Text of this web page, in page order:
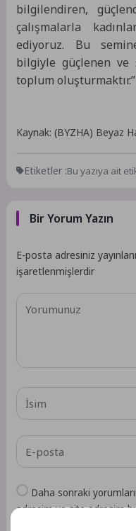
bilgilendiren,
çalışmalarla
ediyoruz. Bu
bilgiyle güçlenen ve
toplum oluşturmaktır.”
Kaynak: (BYZHA) Beyaz
Etiketler :Bu yazıya ait
Bir Yorum Yazın
E-posta adresiniz
işaretlenmişlerdir
Daha sonraki
adresim ve site adresim